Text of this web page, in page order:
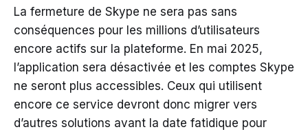
La fermeture de Skype ne sera pas sans
conséquences pour les millions d’utilisateurs
encore actifs sur la plateforme. En mai 2025,
l’application sera désactivée et les comptes Skype
ne seront plus accessibles. Ceux qui utilisent
encore ce service devront donc migrer vers
d’autres solutions avant la date fatidique pour